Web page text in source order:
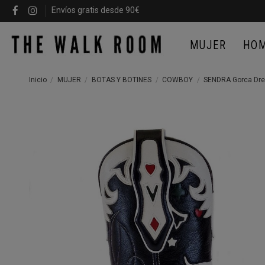
Envíos gratis desde 90€
MUJER
Inicio MUJER BOTAS Y BOTINES COWBOY SENDRA Gorca